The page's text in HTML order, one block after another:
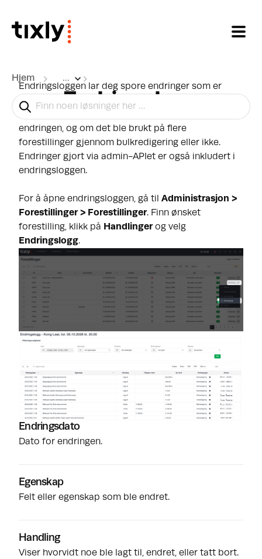
Hjem ...
Endringslogg
Endringsloggen lar deg spore endringer som er
gjort på forestillinger, inkludert hva som ble endret,
når det ble endret, hvilken bruker som gjorde
endringen, og om det ble brukt på flere
forestillinger gjennom bulkredigering eller ikke.
Endringer gjort via admin-APIet er også inkludert i
endringsloggen.
For å åpne endringsloggen, gå til Administrasjon >
Forestillinger > Forestillinger. Finn ønsket
forestilling, klikk på Handlingerog velg
Endringslogg.
Endringsdato
Dato for endringen.
Egenskap
Felt eller egenskap som ble endret.
Handling
Viser hvorvidt noe ble lagt til, endret, eller tatt bort.